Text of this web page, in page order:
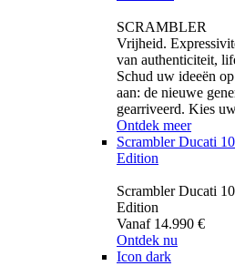
SCRAMBLER
Vrijheid.
van authenticiteit,
Schud uw ideeën
aan: de nieuwe
gearriveerd. Kies
Ontdek meer
Scrambler Ducati
Edition
Scrambler Ducati
Edition
Vanaf 14.990 €
Ontdek nu
Icon dark